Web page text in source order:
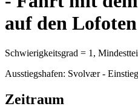
auf den Lofoten
Schwierigkeitsgrad = 1,
Ausstiegshafen: Svolvær -
Zeitraum